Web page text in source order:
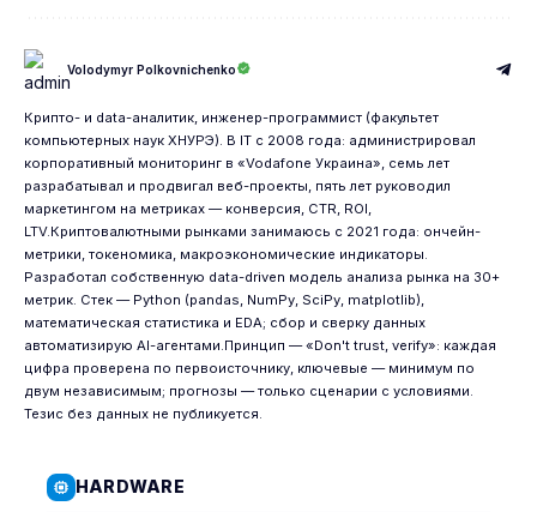
Volodymyr Polkovnichenko
Крипто- и data-аналитик, инженер-программист (факультет
компьютерных наук ХНУРЭ). В IT с 2008 года: администрировал
корпоративный мониторинг в «Vodafone Украина», семь лет
разрабатывал и продвигал веб-проекты, пять лет руководил
маркетингом на метриках — конверсия, CTR, ROI,
LTV.Криптовалютными рынками занимаюсь с 2021 года: ончейн-
метрики, токеномика, макроэкономические индикаторы.
Разработал собственную data-driven модель анализа рынка на 30+
метрик. Стек — Python (pandas, NumPy, SciPy, matplotlib),
математическая статистика и EDA; сбор и сверку данных
автоматизирую AI-агентами.Принцип — «Don't trust, verify»: каждая
цифра проверена по первоисточнику, ключевые — минимум по
двум независимым; прогнозы — только сценарии с условиями.
Тезис без данных не публикуется.
HARDWARE